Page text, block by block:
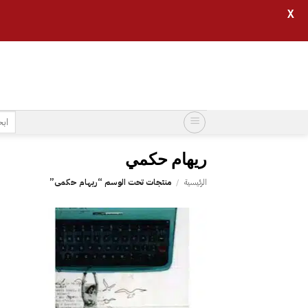
البحث
عن:
ريهام حكمي
الرئيسية / منتجات تحت الوسم “ريهام حكمي”
قائمة
الرغبات
X